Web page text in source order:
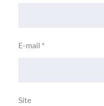
E-mail *
Site